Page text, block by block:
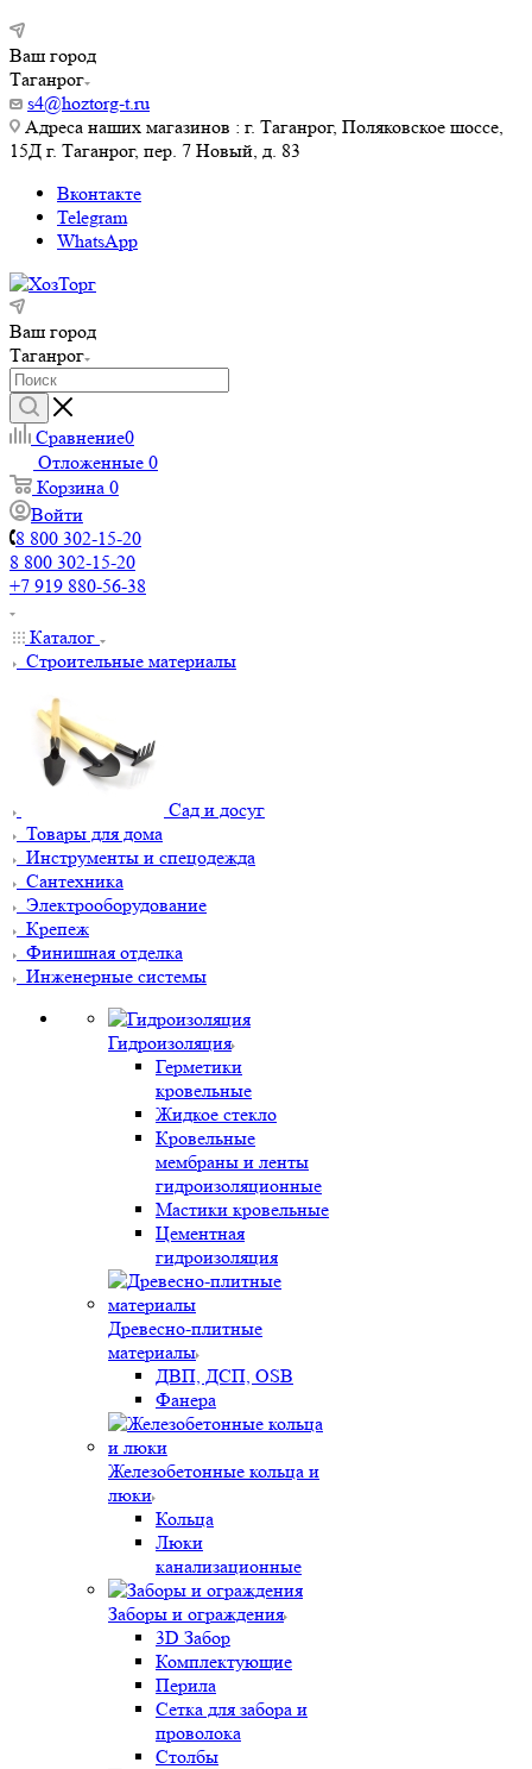
Ваш город
Таганрог
s4@hoztorg-t.ru
Адреса наших магазинов : г. Таганрог, Поляковское шоссе,
15Д г. Таганрог, пер. 7 Новый, д. 83
Вконтакте
Telegram
WhatsApp
Ваш город
Таганрог
Сравнение0
Отложенные 0
Корзина 0
Войти
8 800 302-15-20
8 800 302-15-20
+7 919 880-56-38
Каталог
Строительные материалы
Сад и досуг
Товары для дома
Инструменты и спецодежда
Сантехника
Электрооборудование
Крепеж
Финишная отделка
Инженерные системы
Гидроизоляция
Герметики
кровельные
Жидкое стекло
Кровельные
мембраны и ленты
гидроизоляционные
Мастики кровельные
Цементная
гидроизоляция
Древесно-плитные
материалы
ДВП, ДСП, OSB
Фанера
Железобетонные кольца и
люки
Кольца
Люки
канализационные
Заборы и ограждения
3D Забор
Комплектующие
Перила
Сетка для забора и
проволока
Столбы